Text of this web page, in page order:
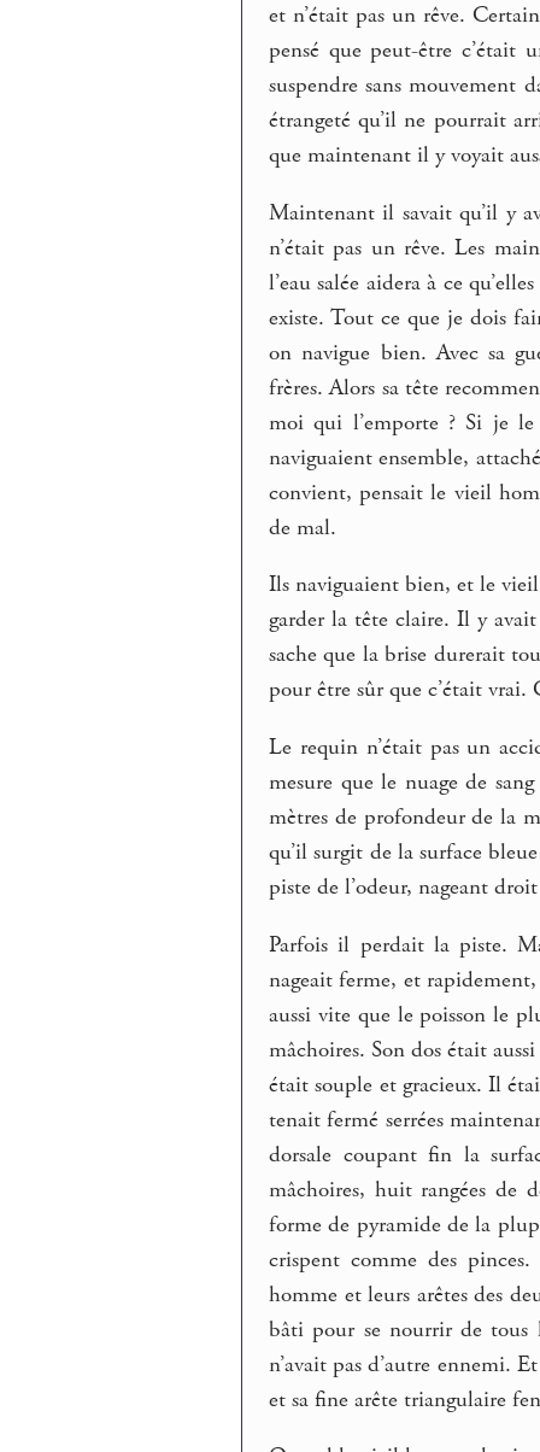
et n’était pas un rêve.
pensé que peut-être c’était
suspendre sans mouvement
étrangeté qu’il ne pourrait
que maintenant il y voyait
Maintenant il savait qu’il y
n’était pas un rêve. Les
l’eau salée aidera à ce
existe. Tout ce que je dois
on navigue bien. Avec sa
frères. Alors sa tête
moi qui l’emporte ? Si je le
naviguaient ensemble,
convient, pensait le vieil
de mal.
Ils naviguaient bien, et le vieil
garder la tête claire. Il y avait
sache que la brise durerait
pour être sûr que c’était
Le requin n’était pas un
mesure que le nuage de
mètres de profondeur de la
qu’il surgit de la surface
piste de l’odeur, nageant
Parfois il perdait la piste.
nageait ferme, et
aussi vite que le poisson le
mâchoires. Son dos était
était souple et gracieux. Il
tenait fermé serrées
dorsale coupant fin la
mâchoires, huit rangées de
forme de pyramide de la
crispent comme des
homme et leurs arêtes des
bâti pour se nourrir de tous
n’avait pas d’autre ennemi.
et sa fine arête triangulaire